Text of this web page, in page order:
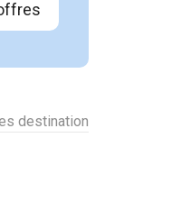
destinations pour la